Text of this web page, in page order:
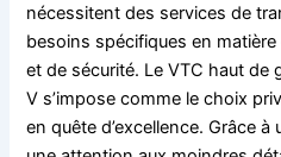
nécessitent des services de
besoins spécifiques en
et de sécurité. Le VTC haut de
V s’impose comme le choix
en quête d’excellence. Grâce